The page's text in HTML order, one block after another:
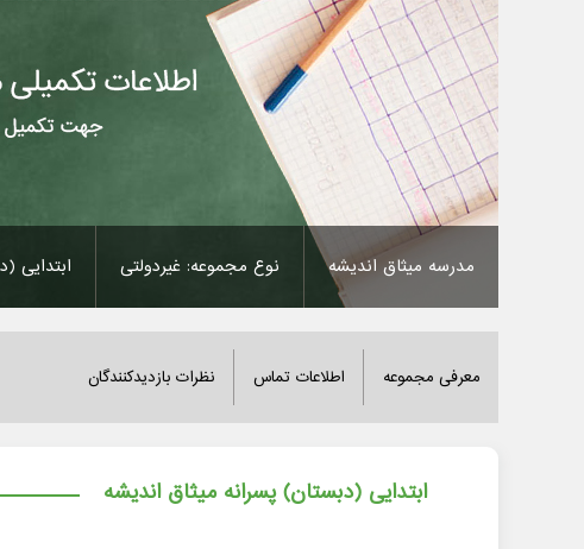
مدرسه میثاق اندیشه نوع مجموعه: غیردولتی ابتدایی
معرفی مجموعه اطلاعات تماس نظرات بازدیدکنندگان
ابتدایی (دبستان) پسرانه میثاق اندیشه